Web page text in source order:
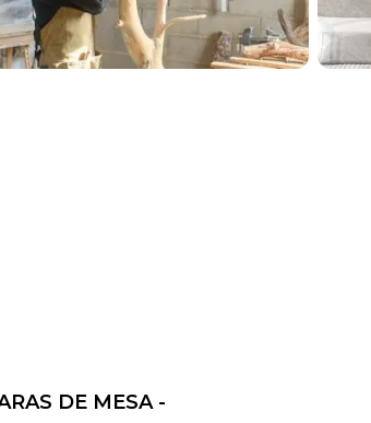
DE MESA -